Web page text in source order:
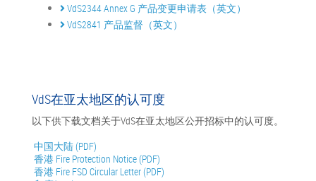
VdS2344 Annex G 产品变更申请表（英文）
VdS2841 产品监督（英文）
VdS在亚太地区的认可度
以下供下载文档关于VdS在亚太地区公开招标中的认可度。
中国大陆 (PDF)
香港 Fire Protection Notice (PDF)
香港 Fire FSD Circular Letter (PDF)